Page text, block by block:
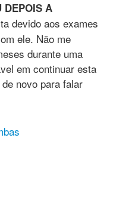
DEPOIS A
devido aos exames
ele. Não me
durante uma
em continuar esta
novo para falar